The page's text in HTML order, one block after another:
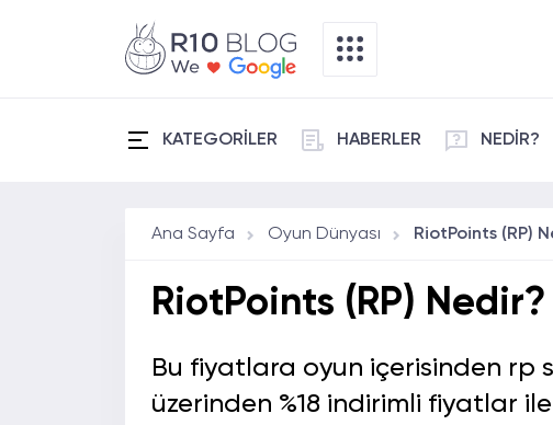
KATEGORİLER HABERLER NEDİR?
Ana Sayfa Oyun Dünyası RiotPoints (RP)
RiotPoints (RP) Nedir?
Bu fiyatlara oyun içerisinden rp
üzerinden %18 indirimli fiyatlar